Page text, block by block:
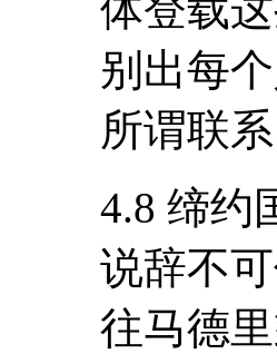
体登载
别出每
所谓联系
4.8 缔约
说辞不
往马德